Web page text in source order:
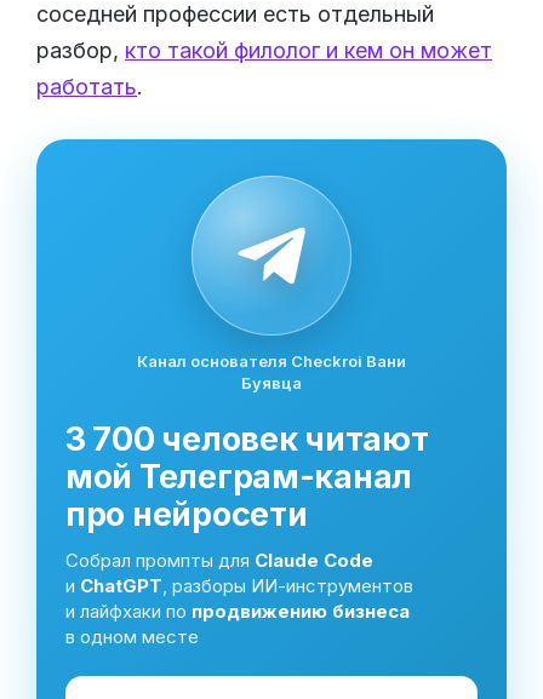
соседней профессии есть отдельный
разбор, кто такой филолог и кем он может
работать.
Канал основателя Checkroi Вани
Буявца
3 700 человек читают
мой Телеграм-канал
про нейросети
Собрал промпты для Claude Code
и ChatGPT, разборы ИИ-инструментов
и лайфхаки по продвижению бизнеса
в одном месте